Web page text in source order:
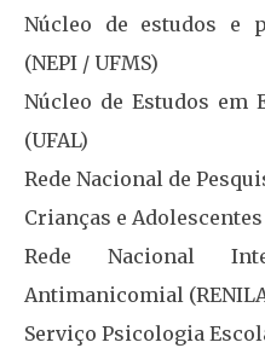
Núcleo de estudos e
(NEPI / UFMS)
Núcleo de Estudos em
(UFAL)
Rede Nacional de
Crianças e Adolescentes
Rede Nacional
Antimanicomial
Serviço Psicologia